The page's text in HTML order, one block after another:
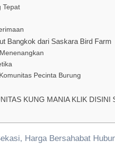
Tepat
Bangkok dari Saskara Bird Farm
Pecinta Burung
KUNG MANIA KLIK DISINI